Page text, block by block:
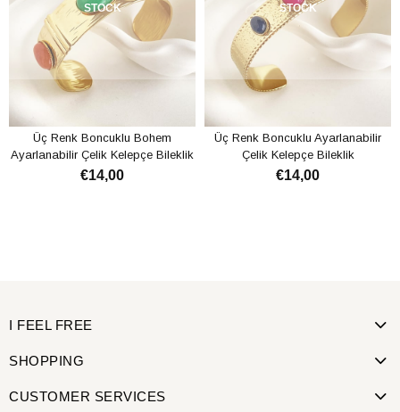
STOCK
Üç Renk Boncuklu Bohem
Ayarlanabilir Çelik Kelepçe Bileklik
€14,00
STOCK
Üç Renk Boncuklu Ayarlanabilir
Çelik Kelepçe Bileklik
€14,00
I FEEL FREE
SHOPPING
CUSTOMER SERVICES